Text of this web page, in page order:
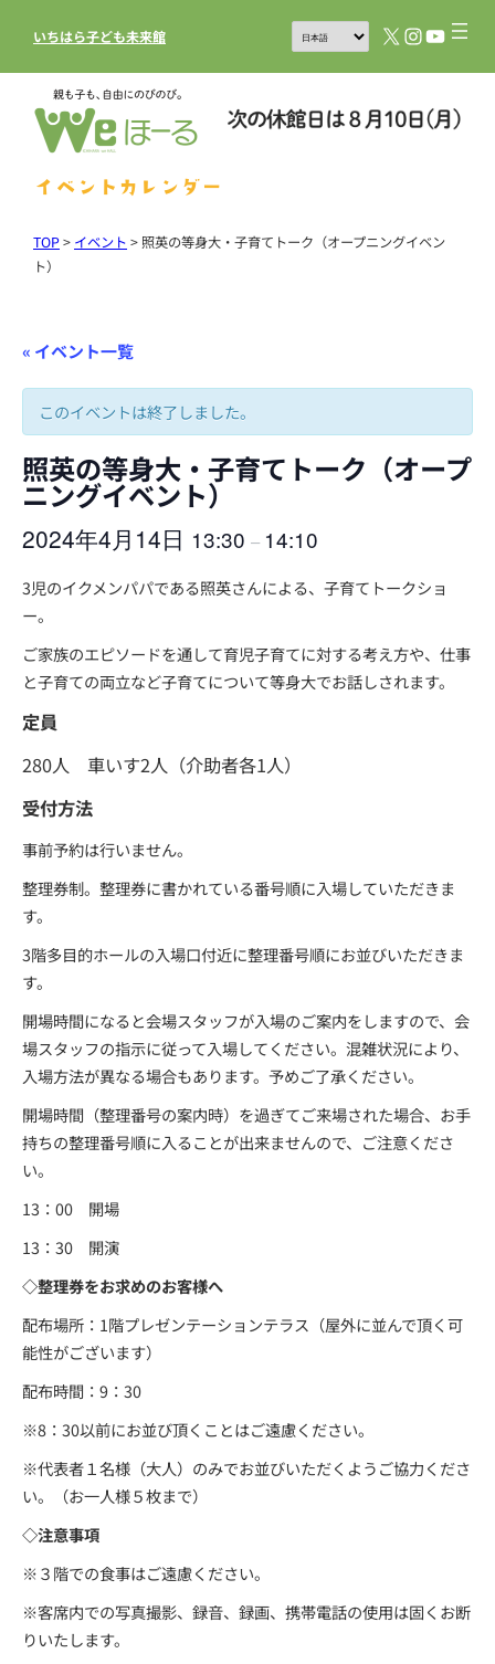
いちはら子ども未来館 X Instagram
YouTube
イベントカレンダー
TOP> イベント > 照英の等身大・子育てトーク（オープニングイベン
ト）
« イベント一覧
このイベントは終了しました。
照英の等身大・子育てトーク（オープ
ニングイベント）
2024年4月14日 13:30 – 14:10
3児のイクメンパパである照英さんによる、子育てトークショ
ー。
ご家族のエピソードを通して育児子育てに対する考え方や、仕事
と子育ての両立など子育てについて等身大でお話しされます。
定員
280人 車いす2人（介助者各1人）
受付方法
事前予約は行いません。
整理券制。整理券に書かれている番号順に入場していただきま
す。
3階多目的ホールの入場口付近に整理番号順にお並びいただきま
す。
開場時間になると会場スタッフが入場のご案内をしますので、会
場スタッフの指示に従って入場してください。混雑状況により、
入場方法が異なる場合もあります。予めご了承ください。
開場時間（整理番号の案内時）を過ぎてご来場された場合、お手
持ちの整理番号順に入ることが出来ませんので、ご注意くださ
い。
13：00 開場
13：30 開演
◇整理券をお求めのお客様へ
配布場所：1階プレゼンテーションテラス（屋外に並んで頂く可
能性がございます）
配布時間：9：30
※8：30以前にお並び頂くことはご遠慮ください。
※代表者１名様（大人）のみでお並びいただくようご協力くださ
い。（お一人様５枚まで）
◇注意事項
※３階での食事はご遠慮ください。
※客席内での写真撮影、録音、録画、携帯電話の使用は固くお断
りいたします。